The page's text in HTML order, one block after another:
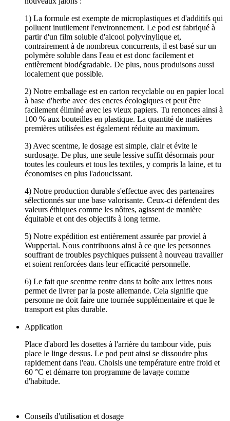
1) La formule est exempte de microplastiques et d'additifs qui
polluent inutilement l'environnement. Le pod est fabriqué à
partir d'un film soluble d'alcool polyvinylique et,
contrairement à de nombreux concurrents, il est basé sur un
polymère soluble dans l'eau et est donc facilement et
entièrement biodégradable. De plus, nous produisons aussi
localement que possible.
2) Notre emballage est en carton recyclable ou en papier local
à base d'herbe avec des encres écologiques et peut être
facilement éliminé avec les vieux papiers. Tu renonces ainsi à
100 % aux bouteilles en plastique. La quantité de matières
premières utilisées est également réduite au maximum.
3) Avec scentme, le dosage est simple, clair et évite le
surdosage. De plus, une seule lessive suffit désormais pour
toutes les couleurs et tous les textiles, y compris la laine, et tu
économises en plus l'adoucissant.
4) Notre production durable s'effectue avec des partenaires
sélectionnés sur une base valorisante. Ceux-ci défendent des
valeurs éthiques comme les nôtres, agissent de manière
équitable et ont des objectifs à long terme.
5) Notre expédition est entièrement assurée par proviel à
Wuppertal. Nous contribuons ainsi à ce que les personnes
souffrant de troubles psychiques puissent à nouveau travailler
et soient renforcées dans leur efficacité personnelle.
6) Le fait que scentme rentre dans ta boîte aux lettres nous
permet de livrer par la poste allemande. Cela signifie que
personne ne doit faire une tournée supplémentaire et que le
transport est plus durable.
Application
Place d'abord les dosettes à l'arrière du tambour vide, puis
place le linge dessus. Le pod peut ainsi se dissoudre plus
rapidement dans l'eau. Choisis une température entre froid et
60 °C et démarre ton programme de lavage comme
d'habitude.
Conseils d'utilisation et dosage